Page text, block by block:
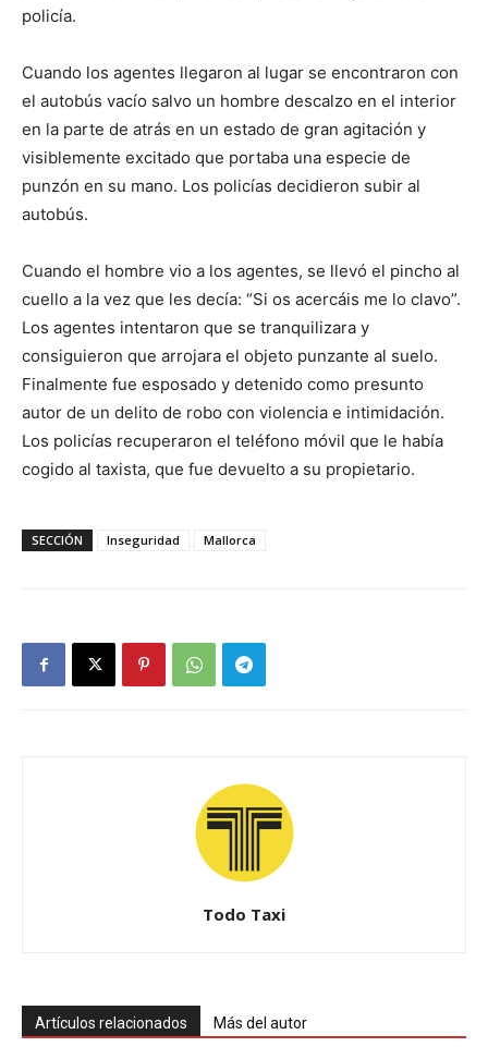
policía.
Cuando los agentes llegaron al lugar se encontraron con
el autobús vacío salvo un hombre descalzo en el interior
en la parte de atrás en un estado de gran agitación y
visiblemente excitado que portaba una especie de
punzón en su mano. Los policías decidieron subir al
autobús.
Cuando el hombre vio a los agentes, se llevó el pincho al
cuello a la vez que les decía: “Si os acercáis me lo clavo”.
Los agentes intentaron que se tranquilizara y
consiguieron que arrojara el objeto punzante al suelo.
Finalmente fue esposado y detenido como presunto
autor de un delito de robo con violencia e intimidación.
Los policías recuperaron el teléfono móvil que le había
cogido al taxista, que fue devuelto a su propietario.
SECCIÓN Inseguridad Mallorca
Todo Taxi
Artículos relacionados Más del autor